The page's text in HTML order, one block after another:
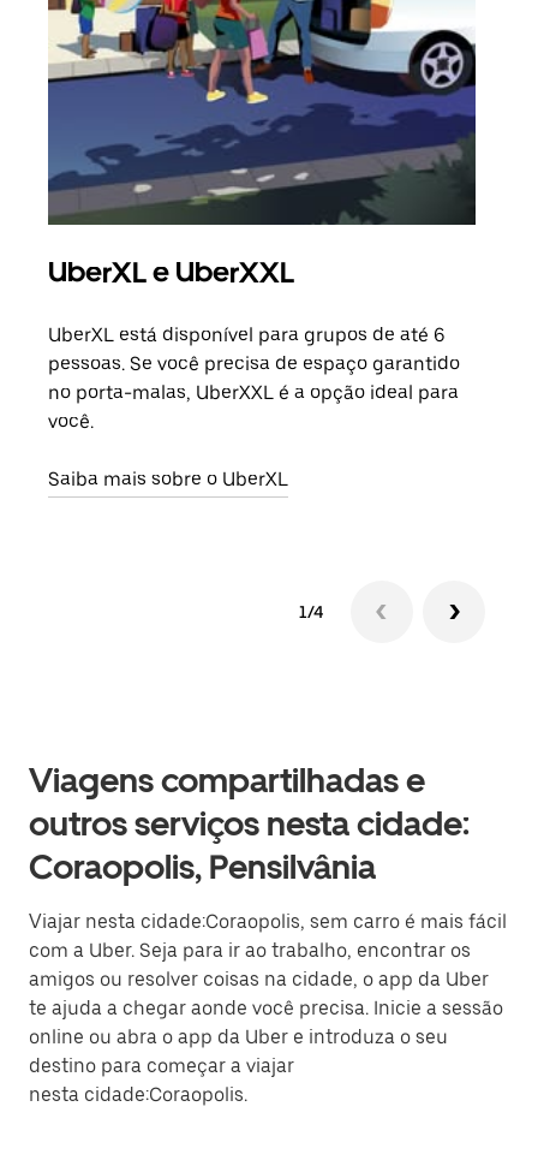
UberXL e UberXXL
UberXL está disponível para grupos de até 6
pessoas. Se você precisa de espaço garantido
no porta-malas, UberXXL é a opção ideal para
você.
Saiba mais sobre o UberXL
1/4
Viagens compartilhadas e
outros serviços nesta cidade:
Coraopolis, Pensilvânia
Viajar nesta cidade:Coraopolis, sem carro é mais fácil
com a Uber. Seja para ir ao trabalho, encontrar os
amigos ou resolver coisas na cidade, o app da Uber
te ajuda a chegar aonde você precisa. Inicie a sessão
online ou abra o app da Uber e introduza o seu
destino para começar a viajar
nesta cidade:Coraopolis.